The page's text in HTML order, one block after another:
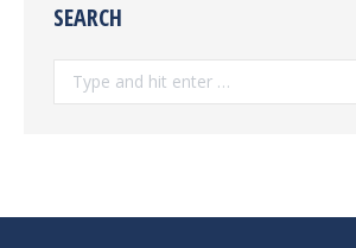
SEARCH
Search: